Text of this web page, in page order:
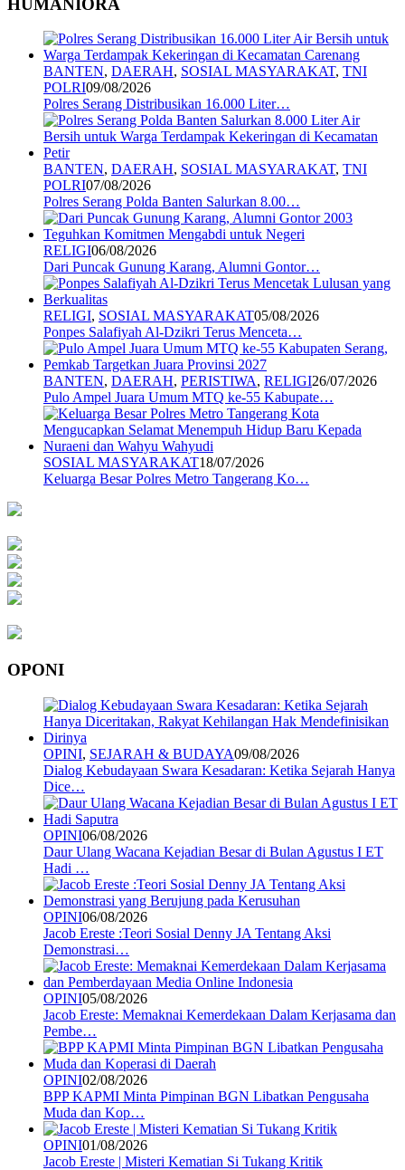
BANTEN, DAERAH, SOSIAL MASYARAKAT, TNI
POLRI09/08/2026
Polres Serang Distribusikan 16.000 Liter…
BANTEN, DAERAH, SOSIAL MASYARAKAT, TNI
POLRI07/08/2026
Polres Serang Polda Banten Salurkan 8.00…
RELIGI06/08/2026
Dari Puncak Gunung Karang, Alumni Gontor…
RELIGI, SOSIAL MASYARAKAT05/08/2026
Ponpes Salafiyah Al-Dzikri Terus Menceta…
BANTEN, DAERAH, PERISTIWA, RELIGI26/07/2026
Pulo Ampel Juara Umum MTQ ke-55 Kabupate…
SOSIAL MASYARAKAT18/07/2026
Keluarga Besar Polres Metro Tangerang Ko…
OPONI
OPINI, SEJARAH & BUDAYA09/08/2026
Dialog Kebudayaan Swara Kesadaran: Ketika Sejarah Hanya
Dice…
OPINI06/08/2026
Daur Ulang Wacana Kejadian Besar di Bulan Agustus I ET
Hadi …
OPINI06/08/2026
Jacob Ereste :Teori Sosial Denny JA Tentang Aksi
Demonstrasi…
OPINI05/08/2026
Jacob Ereste: Memaknai Kemerdekaan Dalam Kerjasama dan
Pembe…
OPINI02/08/2026
BPP KAPMI Minta Pimpinan BGN Libatkan Pengusaha
Muda dan Kop…
OPINI01/08/2026
Jacob Ereste | Misteri Kematian Si Tukang Kritik